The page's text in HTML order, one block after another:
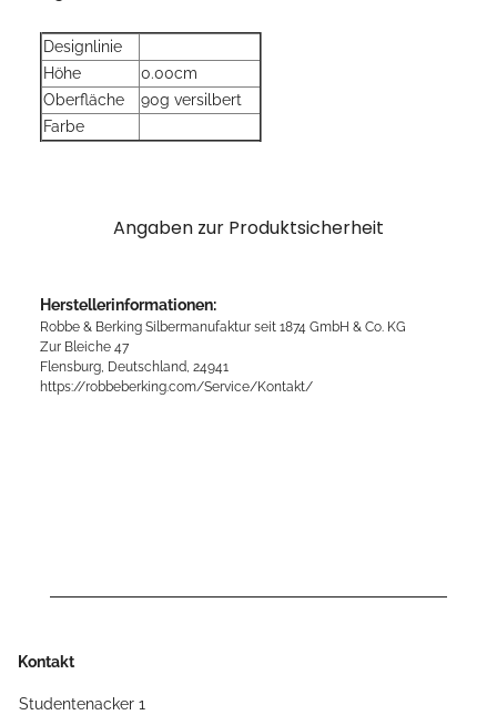
Designlinie
Höhe
0.00cm
Oberfläche
90g versilbert
Farbe
Angaben zur Produktsicherheit
Herstellerinformationen:
Robbe & Berking Silbermanufaktur seit 1874 GmbH & Co. KG
Zur Bleiche 47
Flensburg, Deutschland, 24941
https://robbeberking.com/Service/Kontakt/
Kontakt
Studentenacker 1